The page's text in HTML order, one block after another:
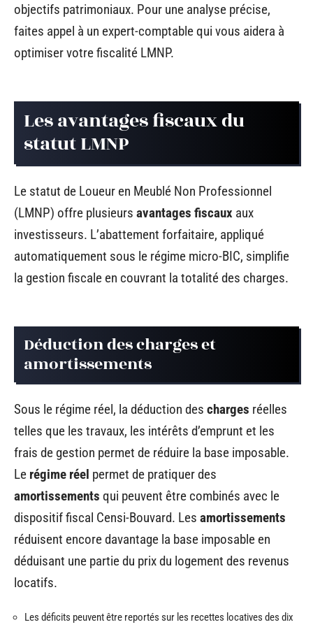
objectifs patrimoniaux. Pour une analyse précise,
faites appel à un expert-comptable qui vous aidera à
optimiser votre fiscalité LMNP.
Les avantages fiscaux du
statut LMNP
Le statut de Loueur en Meublé Non Professionnel
(LMNP) offre plusieurs avantages fiscaux aux
investisseurs. L’abattement forfaitaire, appliqué
automatiquement sous le régime micro-BIC, simplifie
la gestion fiscale en couvrant la totalité des charges.
Déduction des charges et
amortissements
Sous le régime réel, la déduction des charges réelles
telles que les travaux, les intérêts d’emprunt et les
frais de gestion permet de réduire la base imposable.
Le régime réel permet de pratiquer des
amortissements qui peuvent être combinés avec le
dispositif fiscal Censi-Bouvard. Les amortissements
réduisent encore davantage la base imposable en
déduisant une partie du prix du logement des revenus
locatifs.
Les déficits peuvent être reportés sur les recettes locatives des dix